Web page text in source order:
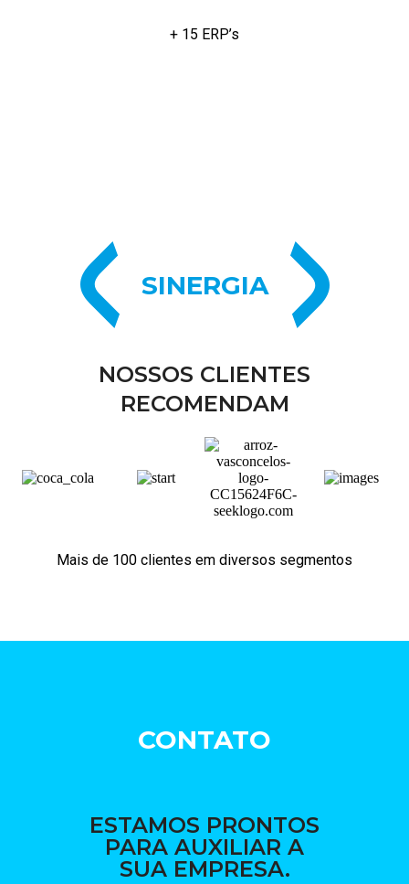
+ 15 ERP’s
SINERGIA
NOSSOS CLIENTES
RECOMENDAM
Mais de 100 clientes em diversos segmentos
CONTATO
ESTAMOS PRONTOS
PARA AUXILIAR A
SUA EMPRESA.